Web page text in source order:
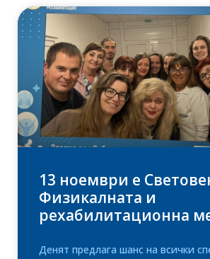
13 ноември е
Физикалната и
рехабилитационна
Денят предлага шанс на всички